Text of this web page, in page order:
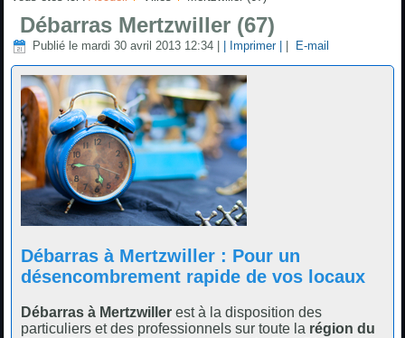
Débarras Mertzwiller (67)
Publié le mardi 30 avril 2013 12:34 | Imprimer | E-mail
Débarras à Mertzwiller : Pour un
désencombrement rapide de vos locaux
Débarras à Mertzwillerest à la disposition des
particuliers et des professionnels sur toute la région du